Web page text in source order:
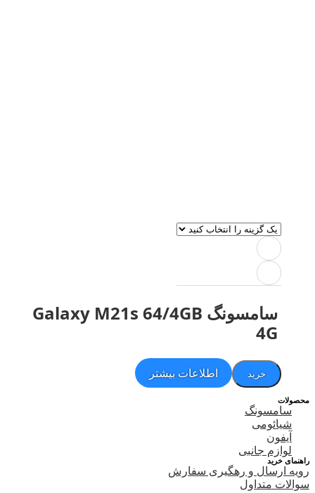
سامسونگ Galaxy M21s 64/4GB
4G
خرید اطلاعات بیشتر
سامسونگ
شیائومی
آیفون
لوازم جانبی
خرید
ارسال و رهگیری سفارش
متداول